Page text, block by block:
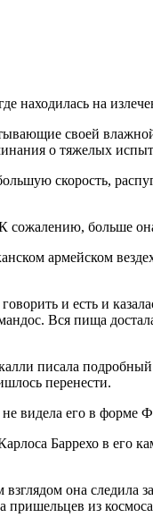
находилась на
своей влажной
о тяже­лых
ско­рость,
сожа­лению, больше
армей­ском
и есть и
Вся пища
писала
перенести.
видела его в форме
Баррехо в его
она следила
пришельцев из